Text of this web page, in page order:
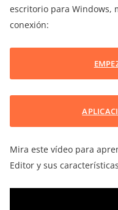
escritorio para Windows,
conexión:
Mira este vídeo para
Editor y sus